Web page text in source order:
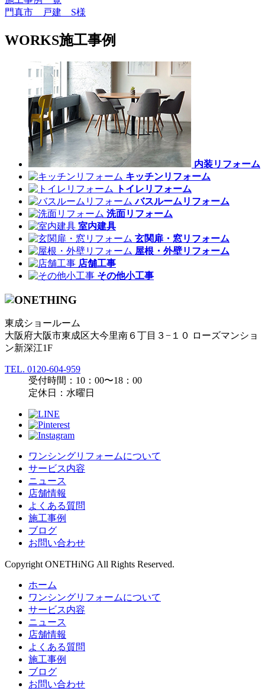
門真市 戸建 S様
WORKS施工事例
内装リフォーム
キッチンリフォーム
トイレリフォーム
バスルームリフォーム
洗面リフォーム
室内建具
玄関扉・窓リフォーム
屋根・外壁リフォーム
店舗工事
その他小工事
東成ショールーム
大阪府大阪市東成区大今里南６丁目３−１０ ローズマンショ
ン新深江1F
TEL. 0120-604-959
受付時間：10：00〜18：00
定休日：水曜日
ワンシングリフォームについて
サービス内容
ニュース
店舗情報
よくある質問
施工事例
ブログ
お問い合わせ
Copyright ONETHiNG All Rights Reserved.
ホーム
ワンシングリフォームについて
サービス内容
ニュース
店舗情報
よくある質問
施工事例
ブログ
お問い合わせ